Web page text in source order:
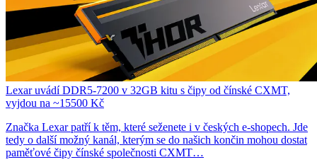
Lexar uvádí DDR5-7200 v 32GB kitu s čipy od čínské CXMT,
vyjdou na ~15500 Kč
Značka Lexar patří k těm, které seženete i v českých e-shopech. Jde
tedy o další možný kanál, kterým se do našich končin mohou dostat
paměťové čipy čínské společnosti CXMT…